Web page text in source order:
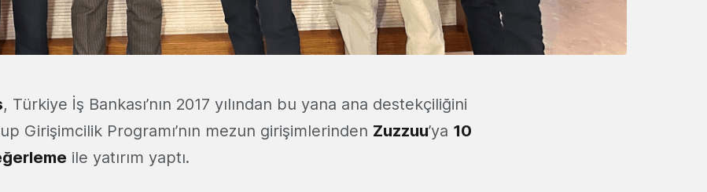
, Türkiye İş Bankası’nın 2017 yılından bu yana ana destekçiliğini
Girişimcilik Programı’nın mezun girişimlerinden Zuzzuu’ya 10
ile yatırım yaptı.